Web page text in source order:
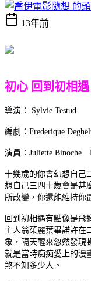
13年前
初心 回到初相
導演： Sylvie Testud
編劇：Frederique
演員：Juliette Binoche
十幾歲的你會幻想自己
想自己三四十歲會是甚
所改變，你還能維持你
回到初相遇有點像是飛
主人翁茱麗葉畢諾許在
象，隔天醒來忽然發現
就是當時痴痴愛上的漫
煞不知多少人。